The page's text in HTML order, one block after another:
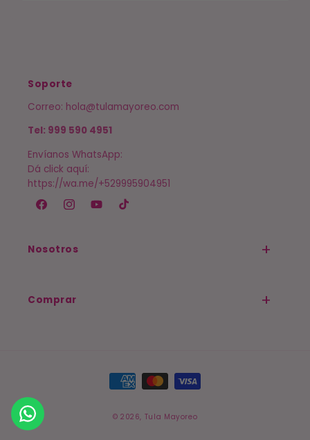
Soporte
Correo: hola@tulamayoreo.com
Tel: 999 590 4951
Envíanos WhatsApp:
Dá click aquí:
https://wa.me/+529995904951
FacebookInstagramYouTubeTikTok
Nosotros
Comprar
© 2026, Tula Mayoreo